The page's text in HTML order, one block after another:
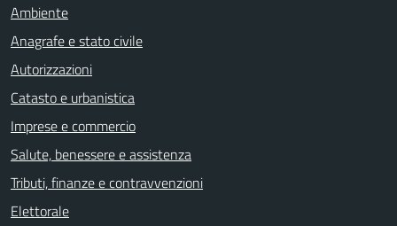
Ambiente
Anagrafe e stato civile
Autorizzazioni
Catasto e urbanistica
Imprese e commercio
Salute, benessere e assistenza
Tributi, finanze e contravvenzioni
Elettorale